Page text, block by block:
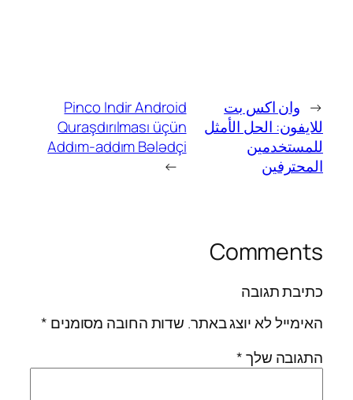
← وان اكس بت
للايفون: الحل الأمثل
للمستخدمين
المحترفين
Pinco Indir Android
Quraşdırılması üçün
Addım-addım Bələdçi
→
Comments
כתיבת תגובה
האימייל לא יוצג באתר. שדות החובה מסומנים *
התגובה שלך*